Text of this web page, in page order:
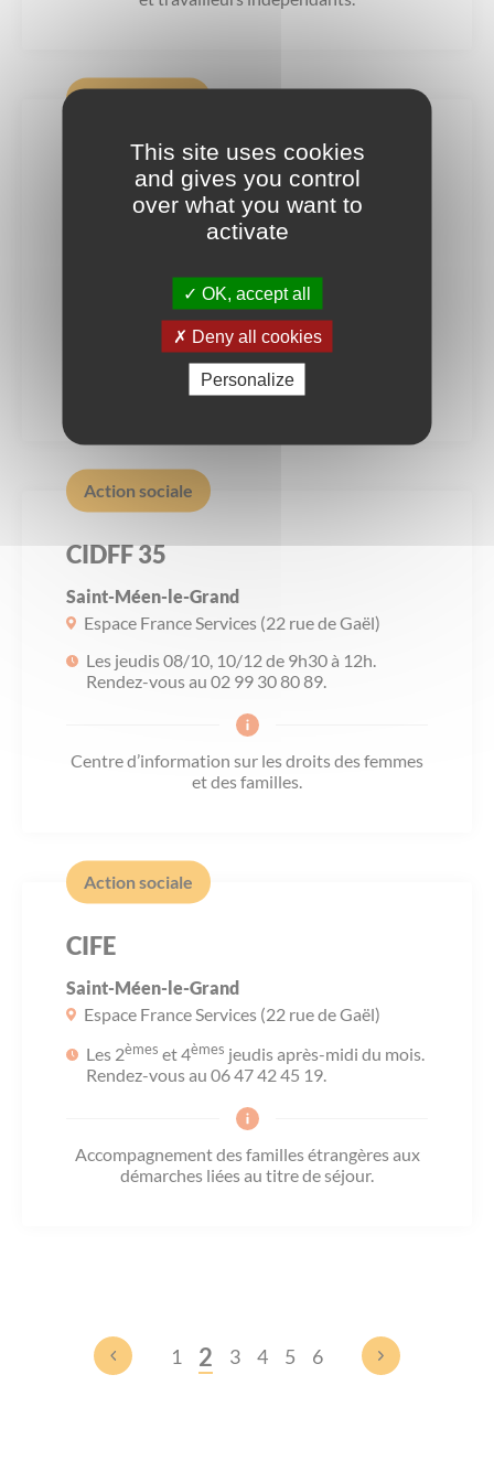
CIDFF 35
Montauban-de-Bretagne
Point Accueil Emploi (46 rue de Saint-Malo)
vous au 02 99 30 80 89.
Centre d’information sur les droits des femmes
et des familles.
Action sociale
CIDFF 35
Saint-Méen-le-Grand
Espace France Services (22 rue de Gaël)
Les jeudis 08/10, 10/12 de 9h30 à 12h.
Rendez-vous au 02 99 30 80 89.
Centre d’information sur les droits des femmes
et des familles.
Action sociale
CIFE
Saint-Méen-le-Grand
Espace France Services (22 rue de Gaël)
Les 2èmes et 4èmes jeudis après-midi du mois.
Rendez-vous au 06 47 42 45 19.
Accompagnement des familles étrangères aux
démarches liées au titre de séjour.
1 2 3 4 5 6
This site uses cookies
and gives you control
over what you want to
activate
OK, accept all
Deny all cookies
Personalize